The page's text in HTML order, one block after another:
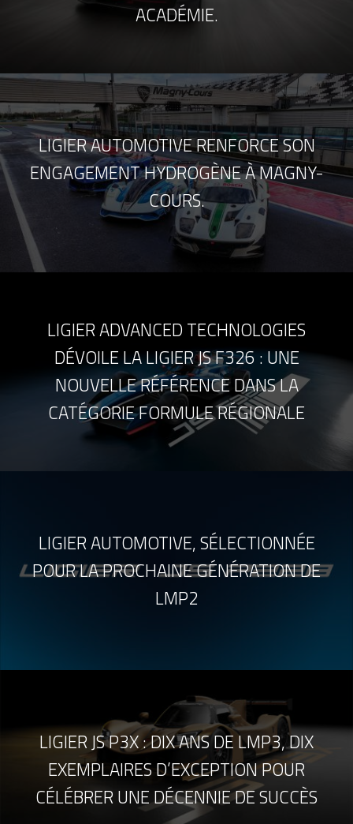
ACADÉMIE.
LIGIER AUTOMOTIVE RENFORCE SON
ENGAGEMENT HYDROGÈNE À MAGNY-
COURS.
LIGIER ADVANCED TECHNOLOGIES
DÉVOILE LA LIGIER JS F326 : UNE
NOUVELLE RÉFÉRENCE DANS LA
CATÉGORIE FORMULE RÉGIONALE
LIGIER AUTOMOTIVE, SÉLECTIONNÉE
POUR LA PROCHAINE GÉNÉRATION DE
LMP2
LIGIER JS P3X : DIX ANS DE LMP3, DIX
EXEMPLAIRES D’EXCEPTION POUR
CÉLÉBRER UNE DÉCENNIE DE SUCCÈS